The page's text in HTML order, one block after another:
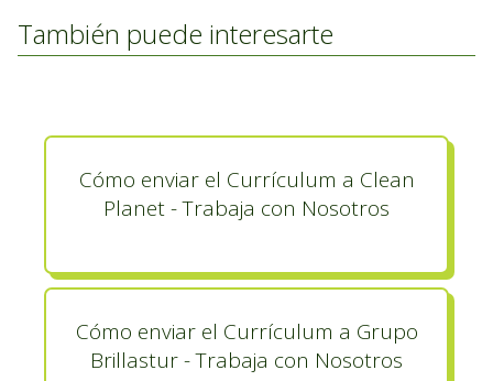
También puede interesarte
Cómo enviar el Currículum a Clean
Planet - Trabaja con Nosotros
Cómo enviar el Currículum a Grupo
Brillastur - Trabaja con Nosotros